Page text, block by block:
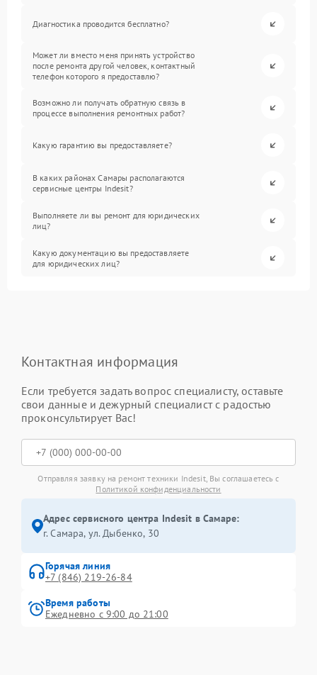
Диагностика проводится бесплатно?
Может ли вместо меня принять устройство
после ремонта другой человек, контактный
телефон которого я предоставлю?
Возможно ли получать обратную связь в
процессе выполнения ремонтных работ?
Какую гарантию вы предоставляете?
В каких районах Самары располагаются
сервисные центры Indesit?
Выполняете ли вы ремонт для юридических
лиц?
Какую документацию вы предоставляете
для юридических лиц?
Контактная информация
Если требуется задать вопрос специалисту, оставьте
свои данные и дежурный специалист с радостью
проконсультирует Вас!
Отправляя заявку на ремонт техники Indesit, Вы соглашаетесь с
Политикой конфиденциальности
Адрес сервисного центра Indesit в Самаре:
г. Самара, ул. Дыбенко, 30
Горячая линия
+7 (846) 219-26-84
Время работы
Ежедневно с 9:00 до 21:00